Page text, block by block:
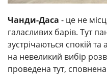
Чанди-Даса - це не
галасливих барів. Тут
зустрічаються спокій
на невеликий вибір
проведена тут,